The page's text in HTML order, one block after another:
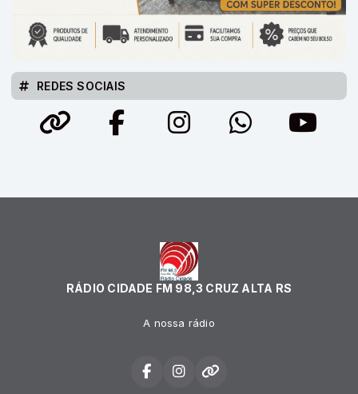
REDES SOCIAIS
RÁDIO CIDADE FM 98,3 CRUZ ALTA RS
A nossa rádio